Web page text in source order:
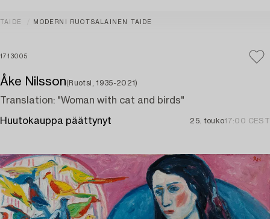
TAIDE MODERNI RUOTSALAINEN TAIDE
1713005
Åke Nilsson(Ruotsi, 1935-2021)
Translation: "Woman with cat and birds"
Huutokauppa päättynyt 25. touko17:00 CEST